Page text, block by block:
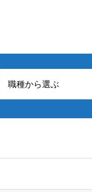
職種から選ぶ